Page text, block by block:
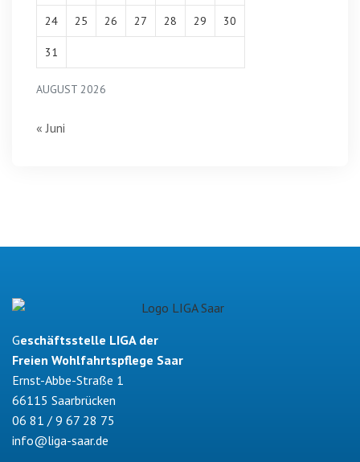
AUGUST 2026
24 25 26 27 28 29 30
31
« Juni
Geschäftsstelle LIGA der
Freien Wohlfahrtspflege Saar
Ernst-Abbe-Straße 1
66115 Saarbrücken
06 81 / 9 67 28 75
info@liga-saar.de